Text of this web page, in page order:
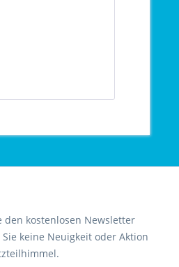
den kostenlosen Newsletter
keine Neuigkeit oder Aktion